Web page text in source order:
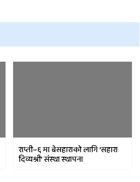
राप्ती–६ मा बेसहाराको लागि ‘सहारा
दिव्यश्री’ संस्था स्थापना